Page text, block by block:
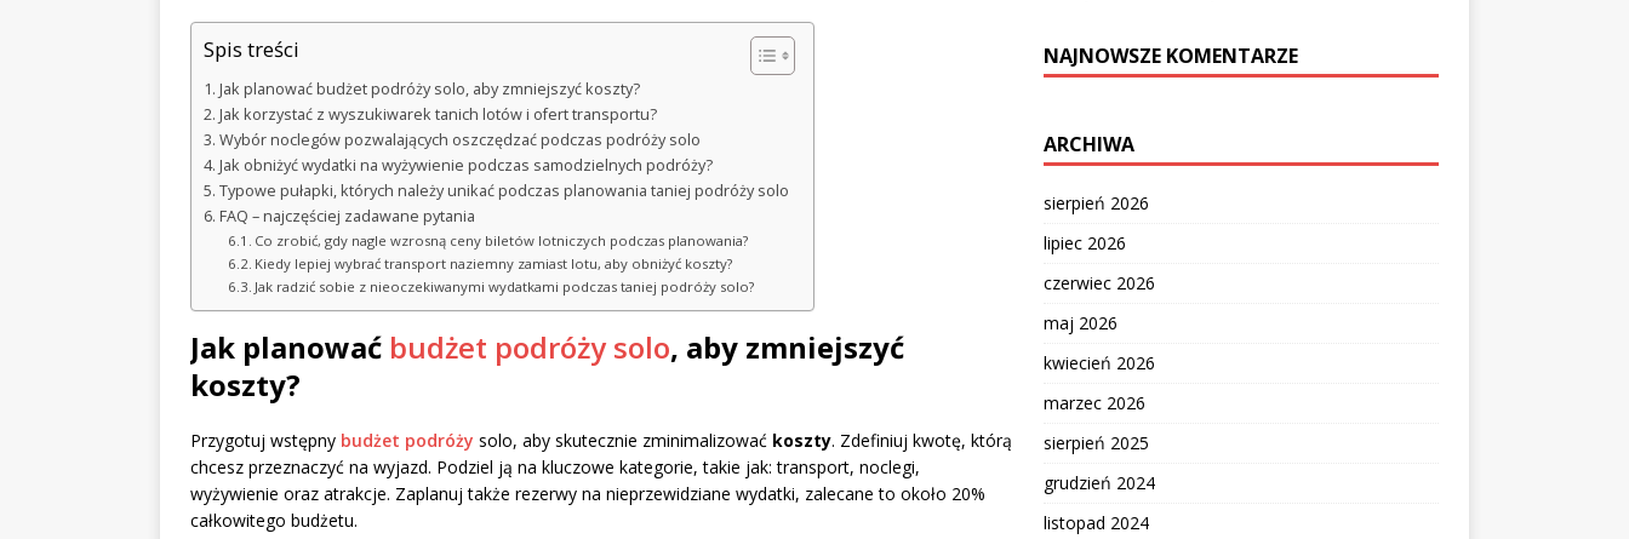
Spis treści
Jak planować budżet podróży solo, aby zmniejszyć koszty?
Jak korzystać z wyszukiwarek tanich lotów i ofert transportu?
Wybór noclegów pozwalających oszczędzać podczas podróży solo
Jak obniżyć wydatki na wyżywienie podczas samodzielnych podróży?
Typowe pułapki, których należy unikać podczas planowania taniej podróży solo
FAQ – najczęściej zadawane pytania
Co zrobić, gdy nagle wzrosną ceny biletów lotniczych podczas planowania?
Kiedy lepiej wybrać transport naziemny zamiast lotu, aby obniżyć koszty?
Jak radzić sobie z nieoczekiwanymi wydatkami podczas taniej podróży solo?
Jak planować budżet podróży solo, aby zmniejszyć
koszty?
Przygotuj wstępny budżet podróży solo, aby skutecznie zminimalizować koszty. Zdefiniuj kwotę, którą
chcesz przeznaczyć na wyjazd. Podziel ją na kluczowe kategorie, takie jak: transport, noclegi,
wyżywienie oraz atrakcje. Zaplanuj także rezerwy na nieprzewidziane wydatki, zalecane to około 20%
całkowitego budżetu.
NAJNOWSZE KOMENTARZE
ARCHIWA
sierpień 2026
lipiec 2026
czerwiec 2026
maj 2026
kwiecień 2026
marzec 2026
sierpień 2025
grudzień 2024
listopad 2024